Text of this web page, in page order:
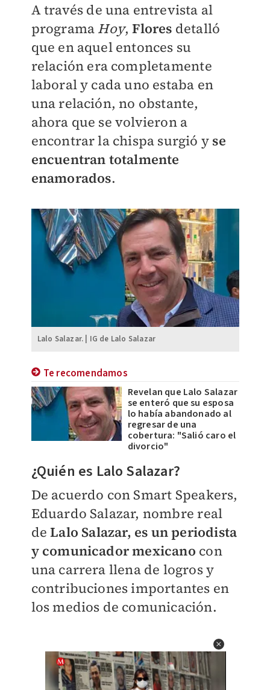
A través de una entrevista al
programa Hoy,Flores detalló
que en aquel entonces su
relación era completamente
laboral y cada uno estaba en
una relación, no obstante,
ahora que se volvieron a
encontrar la chispa surgió y se
encuentran totalmente
enamorados.
Lalo Salazar. | IG de Lalo Salazar
Te recomendamos
Revelan que Lalo Salazar
se enteró que su esposa
lo había abandonado al
regresar de una
cobertura: "Salió caro el
divorcio"
​¿Quién es Lalo Salazar?
De acuerdo con Smart Speakers,
Eduardo Salazar, nombre real
deLalo Salazar, es un periodista
y comunicador mexicano con
una carrera llena de logros y
contribuciones importantes en
los medios de comunicación.